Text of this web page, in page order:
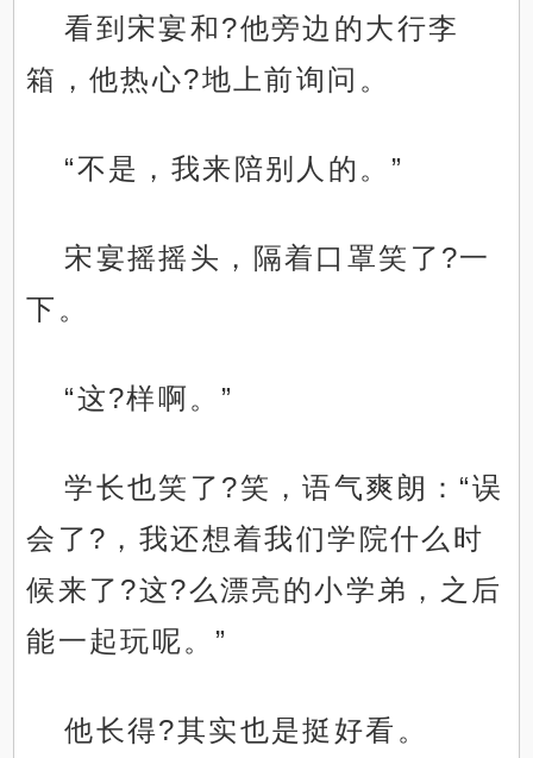
看到宋宴和?他旁边的大行李
箱，他热心?地上前询问。
“不是，我来陪别人的。”
宋宴摇摇头，隔着口罩笑了?一
下。
“这?样啊。”
学长也笑了?笑，语气爽朗：“误
会了?，我还想着我们学院什么时
候来了?这?么漂亮的小学弟，之后
能一起玩呢。”
他长得?其实也是挺好看。